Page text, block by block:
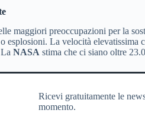
maggiori preoccupazioni per la
La velocità
NASA stima che ci siano oltre
Ricevi gratuitamente le
momento.